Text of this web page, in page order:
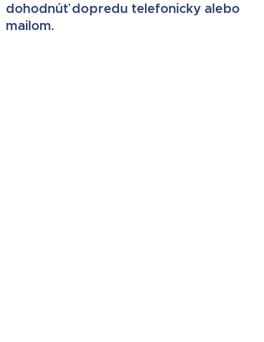
dohodnúť dopredu telefonicky alebo
mailom.